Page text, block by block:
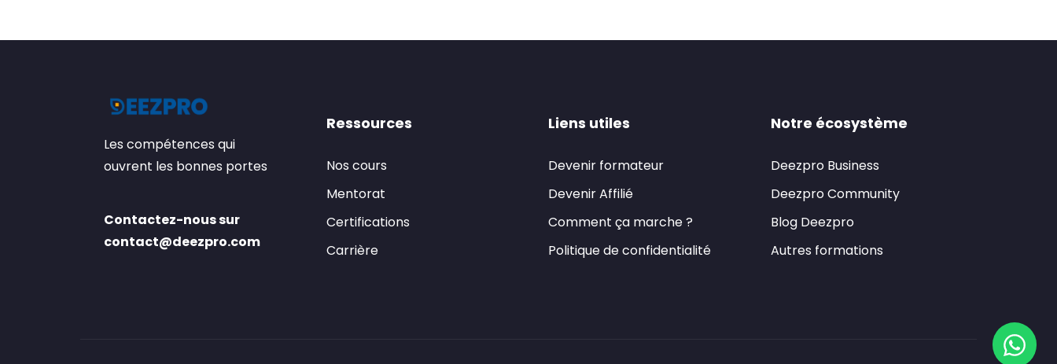
Les compétences qui
ouvrent les bonnes portes
Contactez-nous sur
contact@deezpro.com
Ressources
Nos cours
Mentorat
Certifications
Carrière
Liens utiles
Devenir formateur
Devenir Affilié
Comment ça marche ?
Politique de confidentialité
Notre écosystème
Deezpro Business
Deezpro Community
Blog Deezpro
Autres formations